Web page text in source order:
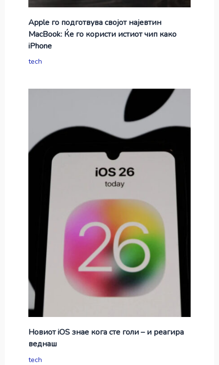
Apple го подготвува својот најевтин
MacBook: Ќе го користи истиот чип како
iPhone
tech
Новиот iOS знае кога сте голи – и реагира
веднаш
tech